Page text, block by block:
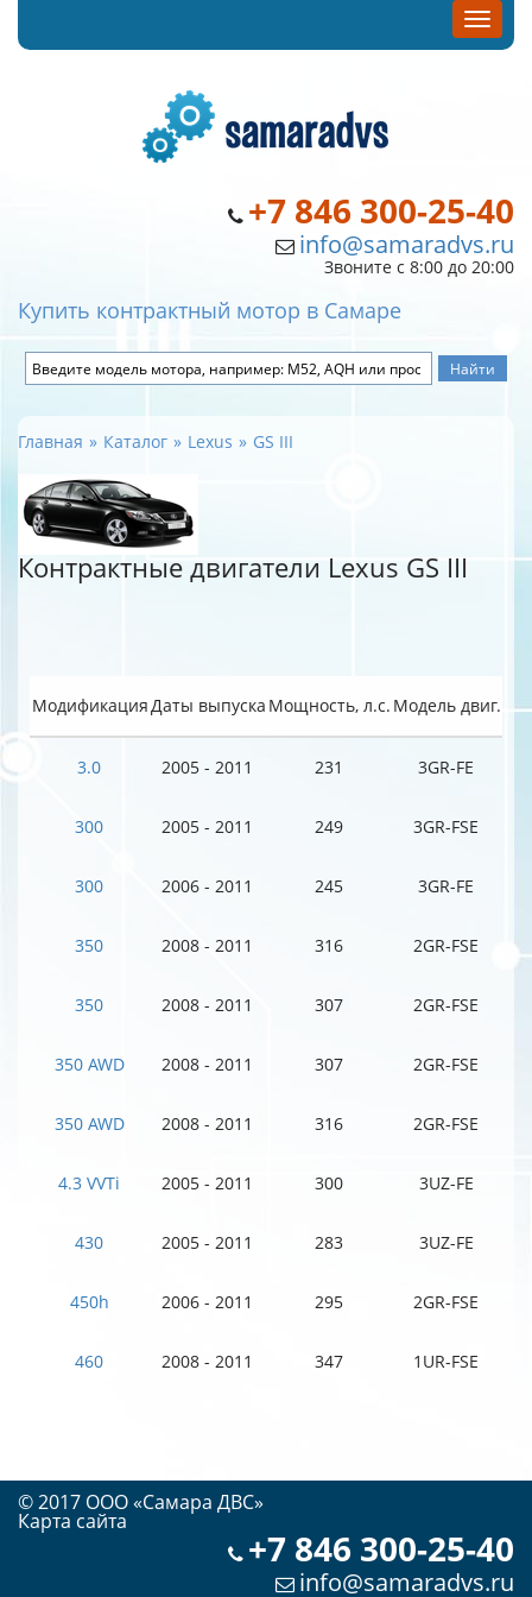
+7 846 300-25-40
info@samaradvs.ru
Звоните с 8:00 до 20:00
Купить контрактный мотор в Самаре
Главная Каталог Lexus GS III
Контрактные двигатели Lexus GS III
МодификацияДаты выпуска Мощность, л.с. Модель двиг.
3.0 2005 - 2011 231 3GR-FE
300 2005 - 2011 249 3GR-FSE
300 2006 - 2011 245 3GR-FE
350 2008 - 2011 316 2GR-FSE
350 2008 - 2011 307 2GR-FSE
350 AWD 2008 - 2011 307 2GR-FSE
350 AWD 2008 - 2011 316 2GR-FSE
4.3 VVTi 2005 - 2011 300 3UZ-FE
430 2005 - 2011 283 3UZ-FE
450h 2006 - 2011 295 2GR-FSE
460 2008 - 2011 347 1UR-FSE
© 2017 OOO «Самара ДВС»
Карта сайта
+7 846 300-25-40
info@samaradvs.ru